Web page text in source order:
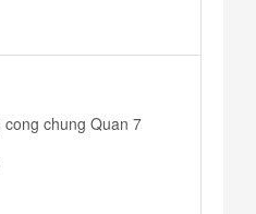
cong chung Quan 7